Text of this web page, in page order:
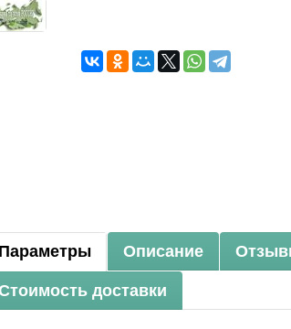
Параметры Описание
доставки